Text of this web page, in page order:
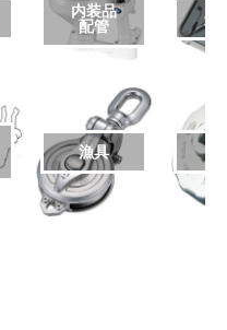
内装品
配管
艤
漁具